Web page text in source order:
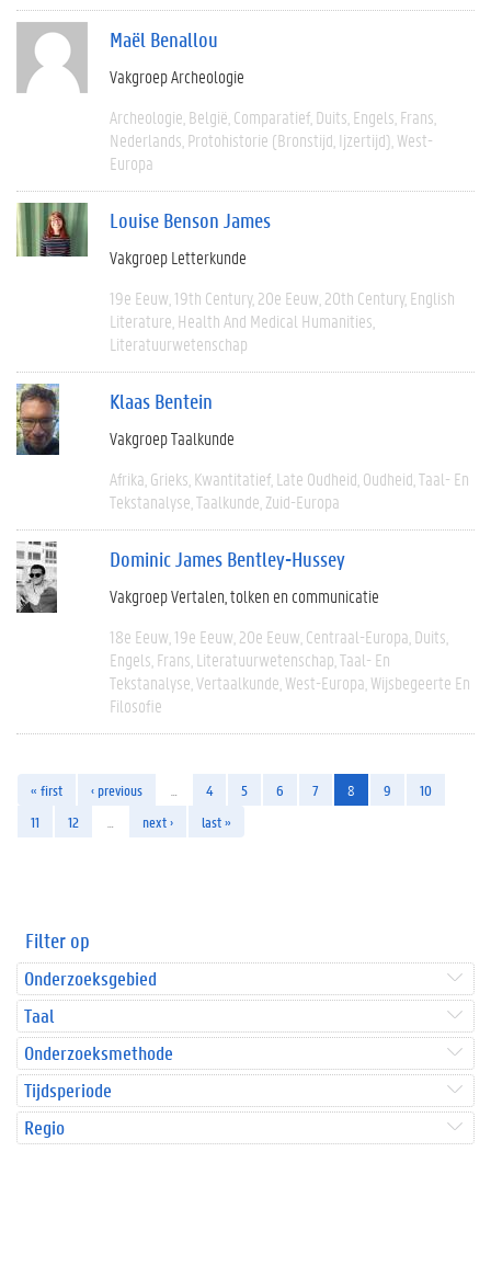
Maël Benallou
Vakgroep Archeologie
Archeologie België Comparatief Duits Engels Frans
Nederlands Protohistorie (bronstijd, Ijzertijd) West-
Europa
Louise Benson James
Vakgroep Letterkunde
19e Eeuw 19th Century 20e Eeuw 20th Century English
Literature Health And Medical Humanities
Literatuurwetenschap
Klaas Bentein
Vakgroep Taalkunde
Afrika Grieks Kwantitatief Late Oudheid Oudheid Taal- En
Tekstanalyse Taalkunde Zuid-Europa
Dominic James Bentley-Hussey
Vakgroep Vertalen, tolken en communicatie
18e Eeuw 19e Eeuw 20e Eeuw Centraal-Europa Duits
Engels Frans Literatuurwetenschap Taal- En
Tekstanalyse Vertaalkunde West-Europa Wijsbegeerte En
Filosofie
« first ‹ previous 4 5 6 7 8 9
10
11
12 next › last »
Filter op
Onderzoeksgebied
Taal
Onderzoeksmethode
Tijdsperiode
Regio